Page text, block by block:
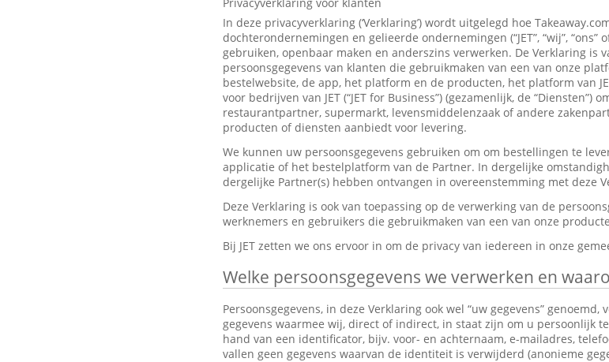
In deze privacyverklaring (‘Verklaring’) wordt uitgelegd hoe
dochterondernemingen en gelieerde ondernemingen (“JET”, “wij”, “ons”
gebruiken, openbaar maken en anderszins verwerken. De Verklaring is
persoonsgegevens van klanten die gebruikmaken van een van onze
bestelwebsite, de app, het platform en de producten, het platform van
voor bedrijven van JET (“JET for Business”) (gezamenlijk, de “Diensten”)
restaurantpartner, supermarkt, levensmiddelenzaak of andere
producten of diensten aanbiedt voor levering.
We kunnen uw persoonsgegevens gebruiken om om bestellingen te
applicatie of het bestelplatform van de Partner. In dergelijke
dergelijke Partner(s) hebben ontvangen in overeenstemming met deze
Deze Verklaring is ook van toepassing op de verwerking van de
werknemers en gebruikers die gebruikmaken van een van onze
Bij JET zetten we ons ervoor in om de privacy van iedereen in onze
Welke persoonsgegevens we verwerken en
Persoonsgegevens, in deze Verklaring ook wel “uw gegevens”
gegevens waarmee wij, direct of indirect, in staat zijn om u persoonlijk
hand van een identificator, bijv. voor- en achternaam, e-mailadres,
vallen geen gegevens waarvan de identiteit is verwijderd (anonieme